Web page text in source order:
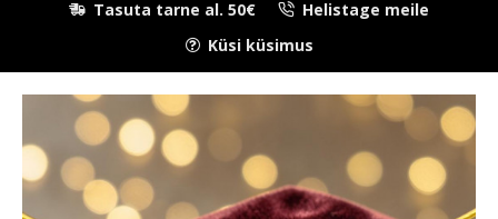
Tasuta tarne al. 50€
Helistage meile
Küsi küsimus